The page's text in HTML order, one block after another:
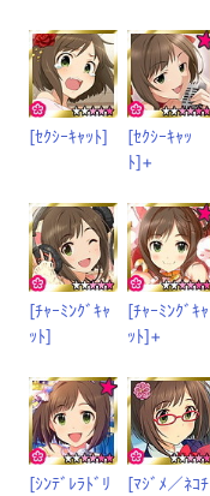
[ｾｸｼｰｷｬｯﾄ]
[ｾｸｼｰｷｬｯ
ﾄ]+
[ﾁｬｰﾐﾝｸﾞｷｬ
ｯﾄ]
[ﾁｬｰﾐﾝｸﾞｷｬ
ｯﾄ]+
[ｼﾝﾃﾞﾚﾗﾄﾞﾘ
[ﾏｼﾞﾒ／ﾈｺﾁ